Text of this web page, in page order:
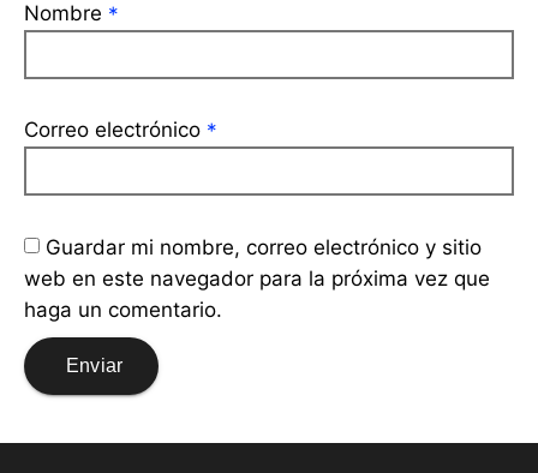
Nombre *
Correo electrónico *
Guardar mi nombre, correo electrónico y sitio
web en este navegador para la próxima vez que
haga un comentario.